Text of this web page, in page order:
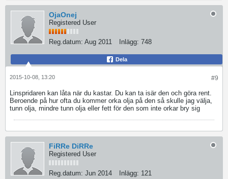
OjaOnej
Registered User
Reg.datum: Aug 2011 Inlägg: 748
Dela
#9
2015-10-08, 13:20
Linspridaren kan låta när du kastar. Du kan ta isär den och göra rent.
Beroende på hur ofta du kommer orka olja på den så skulle jag välja,
tunn olja, mindre tunn olja eller fett för den som inte orkar bry sig
FiRRe DiRRe
Registered User
Reg.datum: Jun 2014 Inlägg: 121